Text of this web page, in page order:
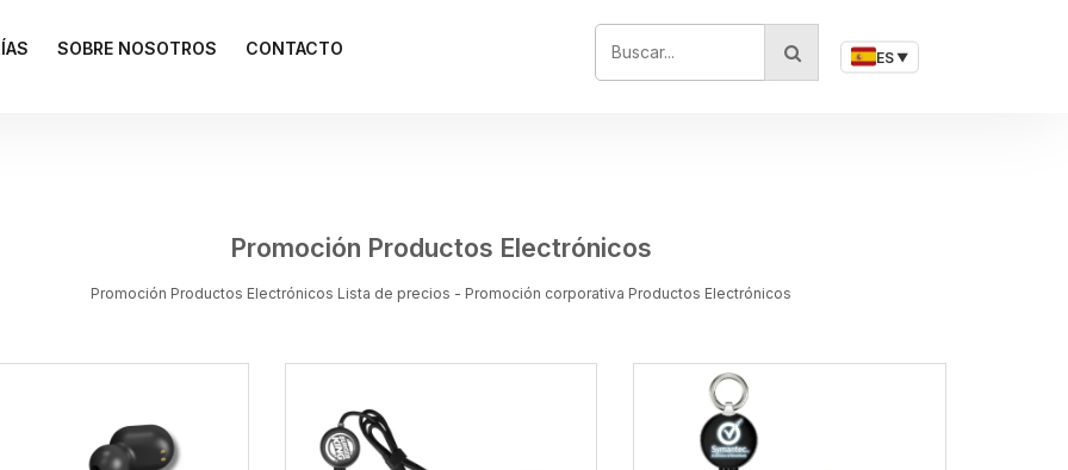
SOBRE NOSOTROS CONTACTO
BUSCAR...
ES ▼
Promoción Productos Electrónicos
Promoción Productos Electrónicos Lista de precios - Promoción corporativa Productos Electrónicos